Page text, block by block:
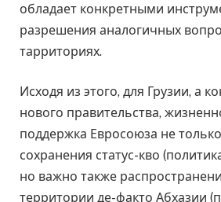
обладает конкретными
разрешения аналогичных
тарриториях.
Исходя из этого, для Грузии, а
нового правительства,
поддержка Евросоюза не
сохранения статус-кво
но важно также
территории де-факто Абхазии